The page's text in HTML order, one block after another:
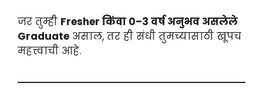
जर तुम्ही Fresher किंवा 0–3 वर्ष अनुभव असलेले
Graduate असाल, तर ही संधी तुमच्यासाठी खूपच
महत्त्वाची आहे.